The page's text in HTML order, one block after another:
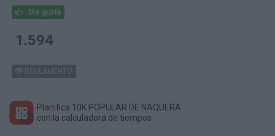
Me gusta
1.594
REGLAMENTO
Planifica 10K POPULAR DE NAQUERA
con la calculadora de tiempos